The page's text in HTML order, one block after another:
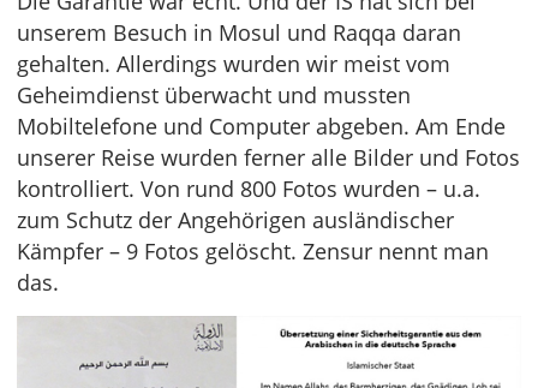
unserem Besuch in Mosul und Raqqa daran
gehalten. Allerdings wurden wir meist vom
Geheimdienst überwacht und mussten
Mobiltelefone und Computer abgeben. Am Ende
unserer Reise wurden ferner alle Bilder und Fotos
kontrolliert. Von rund 800 Fotos wurden – u.a.
zum Schutz der Angehörigen ausländischer
Kämpfer – 9 Fotos gelöscht. Zensur nennt man
das.